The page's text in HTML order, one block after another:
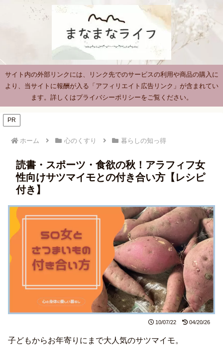
サイト内の外部リンクには、リンク先でのサービスの利用や商品の購入に
より、当サイトに報酬が入る「アフィリエイト広告リンク」が含まれてい
ます。詳しくはプライバシーポリシーをご覧ください。
PR
ホーム 心のくすり 暮らしの知っ得
読書・スポーツ・食欲の秋！アラフィフ女
性向けサツマイモとの付き合い方【レシピ
付き】
10/07/22 04/20/26
子どもからお年寄りにまで大人気のサツマイモ。